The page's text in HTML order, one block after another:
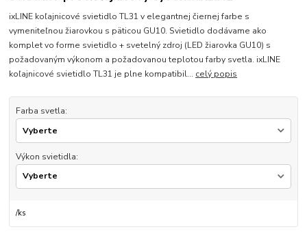
ixLINE koľajnicové svietidlo TL31 v elegantnej čiernej farbe s
vymeniteľnou žiarovkou s päticou GU10. Svietidlo dodávame ako
komplet vo forme svietidlo + svetelný zdroj (LED žiarovka GU10) s
požadovaným výkonom a požadovanou teplotou farby svetla. ixLINE
koľajnicové svietidlo TL31 je plne kompatibil... celý popis
Farba svetla:
Výkon svietidla:
/ks